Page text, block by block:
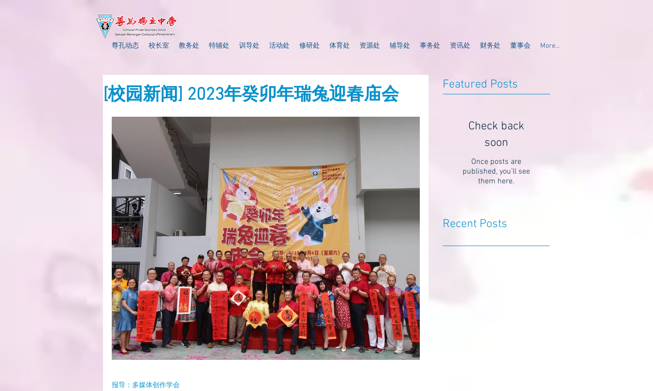
尊孔动态 校长室 教务处 特辅处 训导处 活动处 修研处 体育处 资源处 辅导处 事务处 资讯处 财务处 董事会 More...
[校园新闻] 2023年癸卯年瑞兔迎春庙会
报导：多媒体创作学会
Featured Posts
Check back
soon
Once posts are
published, you’ll see
them here.
Recent Posts